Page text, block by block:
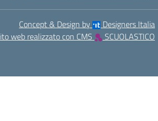
Concept & Design by
Designers Italia
web realizzato con CMS
SCUOLASTICO